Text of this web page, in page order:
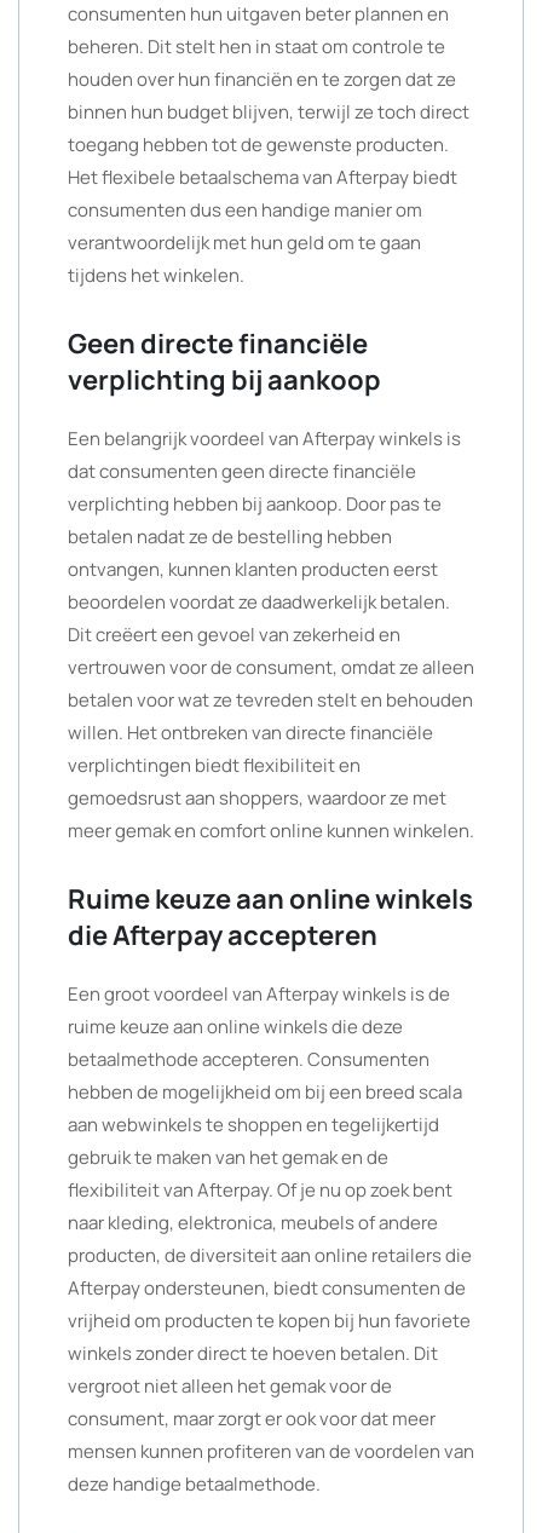
consumenten hun uitgaven beter plannen en
beheren. Dit stelt hen in staat om controle te
houden over hun financiën en te zorgen dat ze
binnen hun budget blijven, terwijl ze toch direct
toegang hebben tot de gewenste producten.
Het flexibele betaalschema van Afterpay biedt
consumenten dus een handige manier om
verantwoordelijk met hun geld om te gaan
tijdens het winkelen.
Geen directe financiële
verplichting bij aankoop
Een belangrijk voordeel van Afterpay winkels is
dat consumenten geen directe financiële
verplichting hebben bij aankoop. Door pas te
betalen nadat ze de bestelling hebben
ontvangen, kunnen klanten producten eerst
beoordelen voordat ze daadwerkelijk betalen.
Dit creëert een gevoel van zekerheid en
vertrouwen voor de consument, omdat ze alleen
betalen voor wat ze tevreden stelt en behouden
willen. Het ontbreken van directe financiële
verplichtingen biedt flexibiliteit en
gemoedsrust aan shoppers, waardoor ze met
meer gemak en comfort online kunnen winkelen.
Ruime keuze aan online winkels
die Afterpay accepteren
Een groot voordeel van Afterpay winkels is de
ruime keuze aan online winkels die deze
betaalmethode accepteren. Consumenten
hebben de mogelijkheid om bij een breed scala
aan webwinkels te shoppen en tegelijkertijd
gebruik te maken van het gemak en de
flexibiliteit van Afterpay. Of je nu op zoek bent
naar kleding, elektronica, meubels of andere
producten, de diversiteit aan online retailers die
Afterpay ondersteunen, biedt consumenten de
vrijheid om producten te kopen bij hun favoriete
winkels zonder direct te hoeven betalen. Dit
vergroot niet alleen het gemak voor de
consument, maar zorgt er ook voor dat meer
mensen kunnen profiteren van de voordelen van
deze handige betaalmethode.